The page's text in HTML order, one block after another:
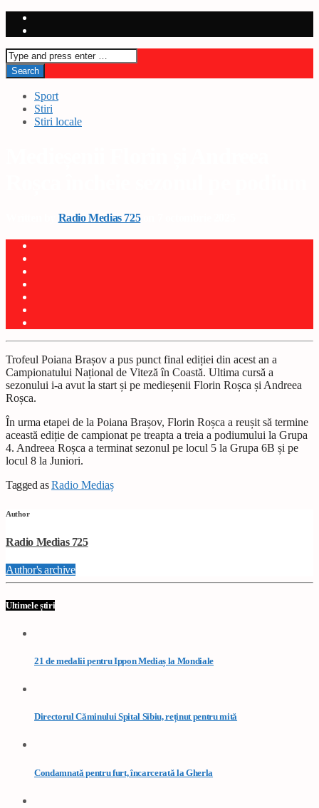
Sport
Stiri
Stiri locale
Radio Medias 725on 7 octombrie 2025
Trofeul Poiana Brașov a pus punct final ediției din acest an a
Campionatului Național de Viteză în Coastă. Ultima cursă a
sezonului i-a avut la start și pe medieșenii Florin Roșca și Andreea
Roșca.
În urma etapei de la Poiana Brașov, Florin Roșca a reușit să termine
această ediție de campionat pe treapta a treia a podiumului la Grupa
4. Andreea Roșca a terminat sezonul pe locul 5 la Grupa 6B și pe
locul 8 la Juniori.
Tagged asRadio Mediaș
Author
Radio Medias 725
Author's archive
Ultimele știri
21 de medalii pentru Ippon Mediaș la Mondiale
Directorul Căminului Spital Sibiu, reținut pentru mită
Condamnată pentru furt, încarcerată la Gherla